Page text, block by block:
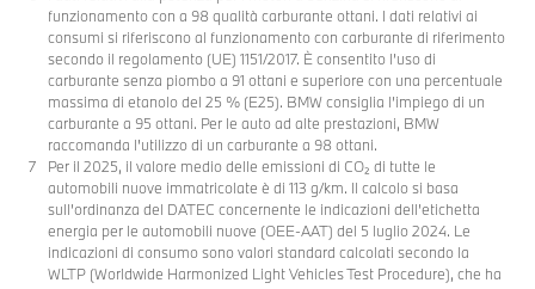
funzionamento con a 98 qualità carburante ottani. I dati relativi ai
consumi si riferiscono al funzionamento con carburante di riferimento
secondo il regolamento (UE) 1151/2017. È consentito l’uso di
carburante senza piombo a 91 ottani e superiore con una percentuale
massima di etanolo del 25 % (E25). BMW consiglia l’impiego di un
carburante a 95 ottani. Per le auto ad alte prestazioni, BMW
raccomanda l'utilizzo di un carburante a 98 ottani.
Per il 2025, il valore medio delle emissioni di CO₂ di tutte le
automobili nuove immatricolate è di 113 g/km. Il calcolo si basa
sull’ordinanza del DATEC concernente le indicazioni dell’etichetta
energia per le automobili nuove (OEE-AAT) del 5 luglio 2024. Le
indicazioni di consumo sono valori standard calcolati secondo la
WLTP (Worldwide Harmonized Light Vehicles Test Procedure), che ha